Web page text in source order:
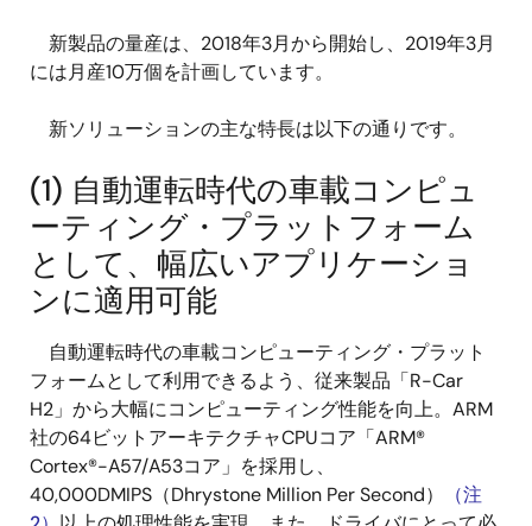
新製品の量産は、2018年3月から開始し、2019年3月
には月産10万個を計画しています。
新ソリューションの主な特長は以下の通りです。
(1) 自動運転時代の車載コンピュ
ーティング・プラットフォーム
として、幅広いアプリケーショ
ンに適用可能
自動運転時代の車載コンピューティング・プラット
フォームとして利用できるよう、従来製品「R-Car
H2」から大幅にコンピューティング性能を向上。ARM
社の64ビットアーキテクチャCPUコア「ARM®
Cortex®-A57/A53コア」を採用し、
40,000DMIPS（Dhrystone Million Per Second）
（注